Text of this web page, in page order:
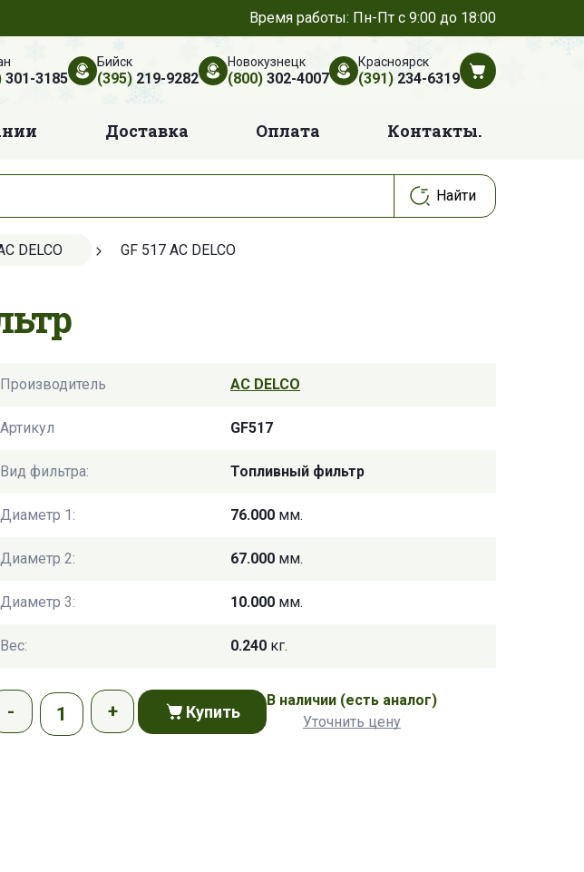
Время работы: Пн-Пт с 9:00 до 18:00
301-3185
Бийск
(395)219-9282
Новокузнецк
(800)302-4007
Красноярск
(391)234-6319
Доставка Оплата Контакты.
DELCO GF 517 AC DELCO
Производитель AC DELCO
Артикул GF517
Вид фильтра: Топливный фильтр
Диаметр 1: 76.000 мм.
Диаметр 2: 67.000 мм.
Диаметр 3: 10.000 мм.
Вес: 0.240 кг.
Купить
В наличии (есть аналог)
Уточнить цену